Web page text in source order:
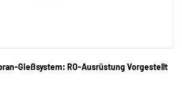
Gießsystem: RO-Ausrüstung Vorgestellt